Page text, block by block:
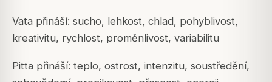
Vata přináší: sucho, lehkost, chlad, pohyblivost,
kreativitu, rychlost, proměnlivost, variabilitu
Pitta přináší: teplo, ostrost, intenzitu, soustředění,